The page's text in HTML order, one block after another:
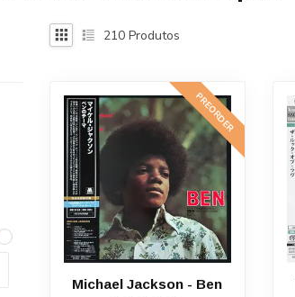
210 Produtos
PREORDER
Michael Jackson - Ben